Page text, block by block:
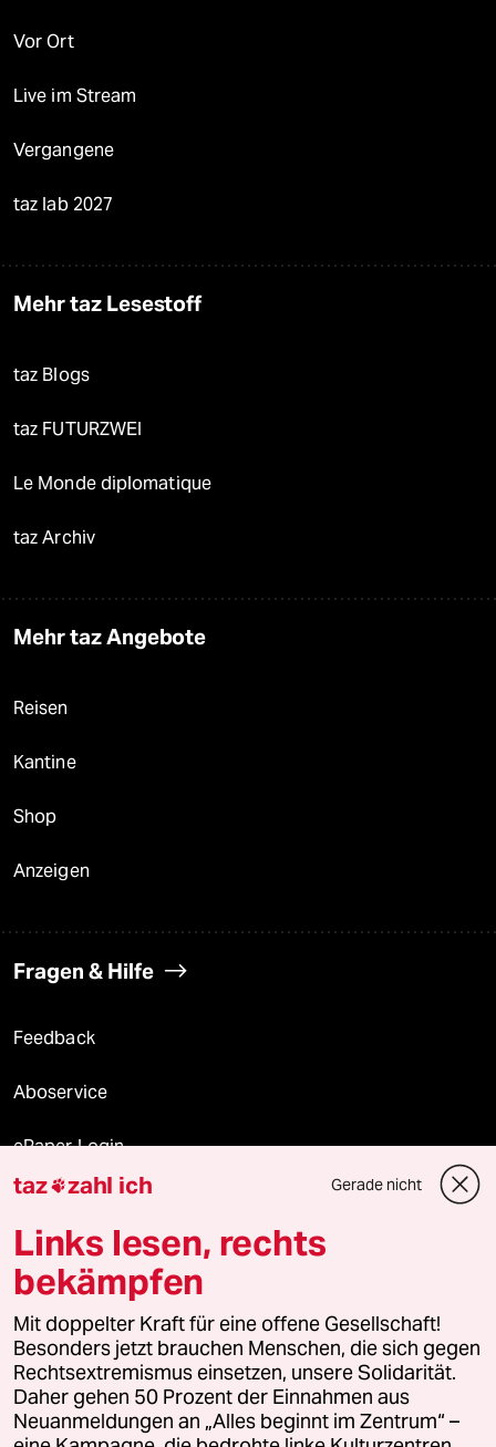
Vor Ort
Live im Stream
Vergangene
taz lab 2027
Mehr taz Lesestoff
taz Blogs
taz FUTURZWEI
Le Monde diplomatique
taz Archiv
Mehr taz Angebote
Reisen
Kantine
Shop
Anzeigen
Fragen & Hilfe
Feedback
Aboservice
ePaper Login
Downloads für Abonnierende
© 2026 taz Verlags und Vertriebs GmbH
Alle Rechte vorbehalten. Bei rechtlichen Fragen oder für Genehmigungen
wenden Sie sich bitte an
lizenzen@taz.de
Feedback Redaktionsstatut Kommune-Richtlinien
taz zahl ich Gerade nicht
Links lesen, rechts
bekämpfen
Mit doppelter Kraft für eine offene Gesellschaft!
Besonders jetzt brauchen Menschen, die sich gegen
Rechtsextremismus einsetzen, unsere Solidarität.
Daher gehen 50 Prozent der Einnahmen aus
Neuanmeldungen an „Alles beginnt im Zentrum“ –